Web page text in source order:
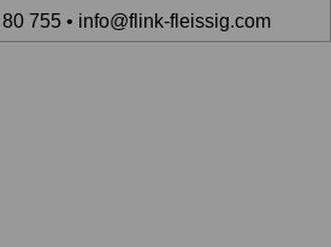
755 • info@flink-fleissig.com